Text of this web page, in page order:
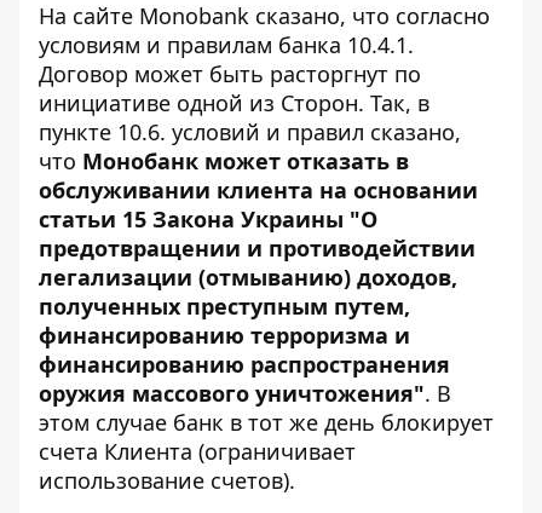
На сайте Monobank сказано, что согласно
условиям и правилам банка 10.4.1.
Договор может быть расторгнут по
инициативе одной из Сторон. Так, в
пункте 10.6. условий и правил сказано,
что Монобанк может отказать в
обслуживании клиента на основании
статьи 15 Закона Украины "О
предотвращении и противодействии
легализации (отмыванию) доходов,
полученных преступным путем,
финансированию терроризма и
финансированию распространения
оружия массового уничтожения". В
этом случае банк в тот же день блокирует
счета Клиента (ограничивает
использование счетов).